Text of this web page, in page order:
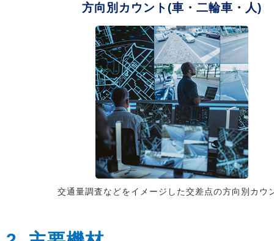
方向別カウント(車・二輪車・人)
交通量調査などをイメージした交差点の方向別カウ